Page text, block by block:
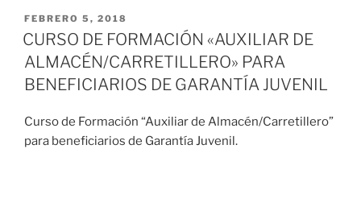
FEBRERO 5, 2018
CURSO DE FORMACIÓN «AUXILIAR DE
ALMACÉN/CARRETILLERO» PARA
BENEFICIARIOS DE GARANTÍA JUVENIL
Curso de Formación “Auxiliar de Almacén/Carretillero”
para beneficiarios de Garantía Juvenil.